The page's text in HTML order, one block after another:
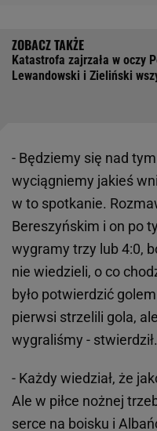
Katastrofa zajrzała w oczy
Lewandowski i Zieliński
- Będziemy się nad
wyciągniemy jakieś
w to spotkanie.
Bereszyńskim i on po
wygramy trzy lub 4:0,
nie wiedzieli, o co
było potwierdzić
pierwsi strzelili gola,
wygraliśmy - stwierdził.
- Każdy wiedział, że
Ale w piłce nożnej
serce na boisku i